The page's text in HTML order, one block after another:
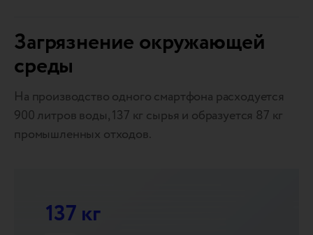
Загрязнение окружающей
среды
На производство одного смартфона расходуется
900 литров воды, 137 кг сырья и образуется 87 кг
промышленных отходов.
137 кг